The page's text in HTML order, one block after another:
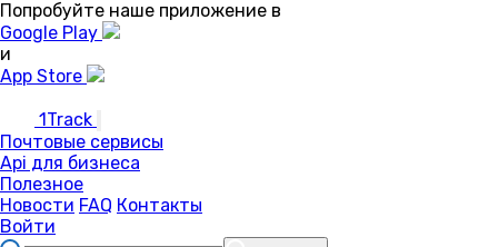
Попробуйте наше приложение в
Google Play
и
App Store
1Track
Почтовые сервисы
Api для бизнеса
Полезное
Новости FAQ Контакты
Войти